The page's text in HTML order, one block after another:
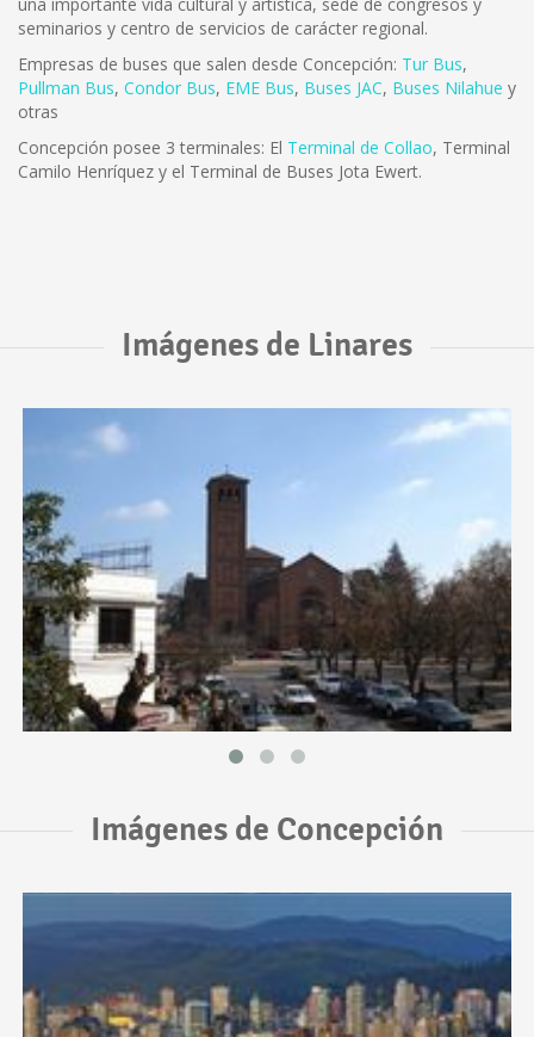
seminarios y centro de servicios de carácter regional.
Empresas de buses que salen desde Concepción: Tur Bus,
Pullman Bus, Condor Bus, EME Bus, Buses JAC, Buses Nilahue y
otras
Concepción posee 3 terminales: El Terminal de Collao, Terminal
Camilo Henríquez y el Terminal de Buses Jota Ewert.
Imágenes de Linares
Imágenes de Concepción